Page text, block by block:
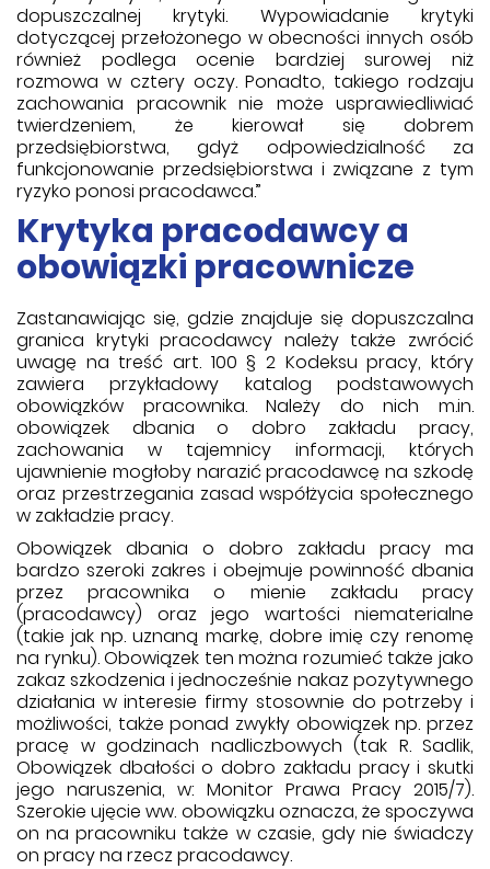
dopuszczalnej krytyki. Wypowiadanie krytyki
dotyczącej przełożonego w obecności innych osób
również podlega ocenie bardziej surowej niż
rozmowa w cztery oczy. Ponadto, takiego rodzaju
zachowania pracownik nie może usprawiedliwiać
twierdzeniem, że kierował się dobrem
przedsiębiorstwa, gdyż odpowiedzialność za
funkcjonowanie przedsiębiorstwa i związane z tym
ryzyko ponosi pracodawca.”
Krytyka pracodawcy a
obowiązki pracownicze
Zastanawiając się, gdzie znajduje się dopuszczalna
granica krytyki pracodawcy należy także zwrócić
uwagę na treść art. 100 § 2 Kodeksu pracy, który
zawiera przykładowy katalog podstawowych
obowiązków pracownika. Należy do nich m.in.
obowiązek dbania o dobro zakładu pracy,
zachowania w tajemnicy informacji, których
ujawnienie mogłoby narazić pracodawcę na szkodę
oraz przestrzegania zasad współżycia społecznego
w zakładzie pracy.
Obowiązek dbania o dobro zakładu pracy ma
bardzo szeroki zakres i obejmuje powinność dbania
przez pracownika o mienie zakładu pracy
(pracodawcy) oraz jego wartości niematerialne
(takie jak np. uznaną markę, dobre imię czy renomę
na rynku). Obowiązek ten można rozumieć także jako
zakaz szkodzenia i jednocześnie nakaz pozytywnego
działania w interesie firmy stosownie do potrzeby i
możliwości, także ponad zwykły obowiązek np. przez
pracę w godzinach nadliczbowych (tak R. Sadlik,
Obowiązek dbałości o dobro zakładu pracy i skutki
jego naruszenia, w: Monitor Prawa Pracy 2015/7).
Szerokie ujęcie ww. obowiązku oznacza, że spoczywa
on na pracowniku także w czasie, gdy nie świadczy
on pracy na rzecz pracodawcy.